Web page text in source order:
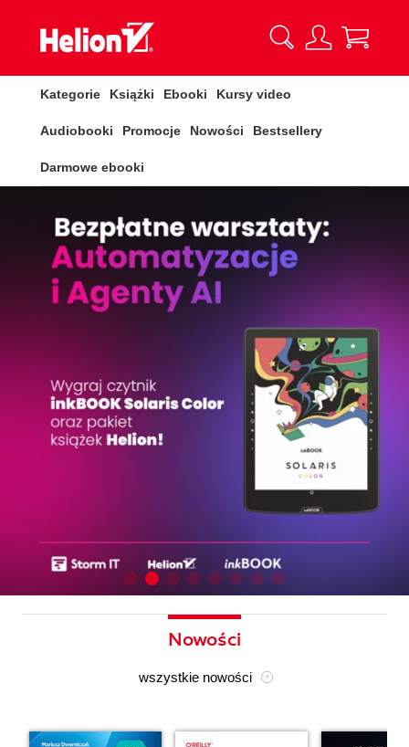
Kategorie Książki Ebooki Kursy video
Audiobooki Promocje Nowości Bestsellery
Darmowe ebooki
Nowości
wszystkie nowości